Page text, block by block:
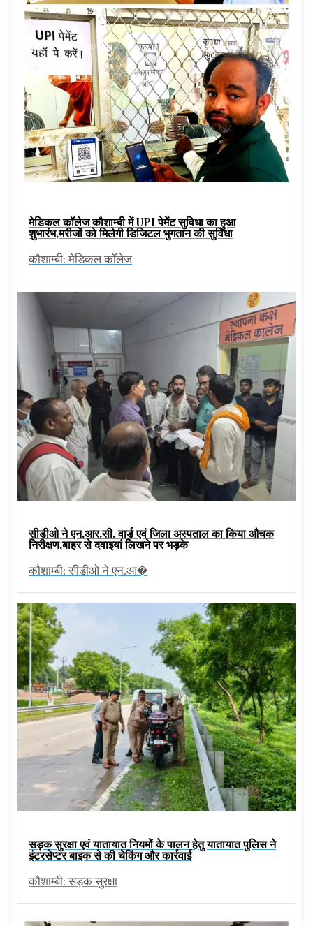
मेडिकल कॉलेज कौशाम्बी में UPI पेमेंट सुविधा का हुआ
शुभारंभ,मरीजों को मिलेगी डिजिटल भुगतान की सुविधा
कौशाम्बी: मेडिकल कॉलेज
सीडीओ ने एन.आर.सी. वार्ड एवं जिला अस्पताल का किया औचक
निरीक्षण,बाहर से दवाइयां लिखने पर भड़के
कौशाम्बी: सीडीओ ने एन.आ�
सड़क सुरक्षा एवं यातायात नियमों के पालन हेतु यातायात पुलिस ने
इंटरसेप्टर बाइक से की चेकिंग और कार्रवाई
कौशाम्बी: सड़क सुरक्षा